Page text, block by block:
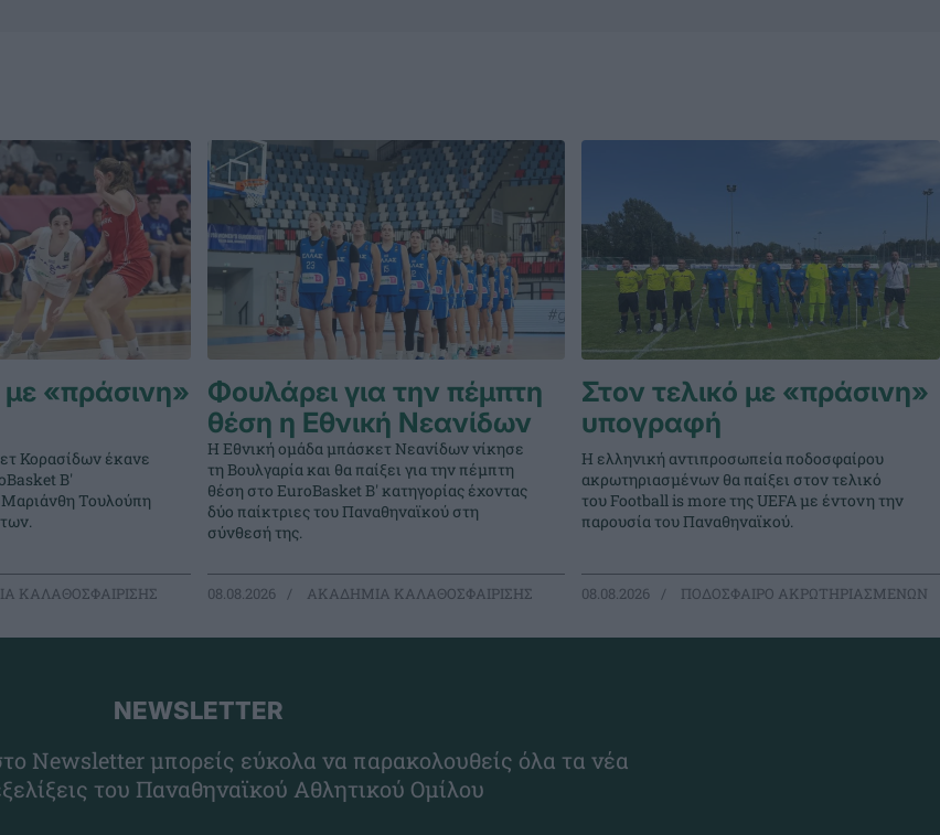
«πράσινη»
Κορασίδων έκανε
Β'
Μαριάνθη Τουλούπη
ΚΑΛΑΘΟΣΦΑΙΡΙΣΗΣ
Φουλάρει για την πέμπτη
θέση η Εθνική Νεανίδων
Η Εθνική ομάδα μπάσκετ Νεανίδων νίκησε
τη Βουλγαρία και θα παίξει για την πέμπτη
θέση στο EuroBasket Β' κατηγορίας έχοντας
δύο παίκτριες του Παναθηναϊκού στη
σύνθεσή της.
08.08.2026 ΑΚΑΔΗΜΙΑ ΚΑΛΑΘΟΣΦΑΙΡΙΣΗΣ
Στον τελικό με «πράσινη»
υπογραφή
Η ελληνική αντιπροσωπεία ποδοσφαίρου
ακρωτηριασμένων θα παίξει στον τελικό
του Football is more της UEFA με έντονη την
παρουσία του Παναθηναϊκού.
08.08.2026 ΠΟΔΟΣΦΑΙΡΟ ΑΚΡΩΤΗΡΙΑΣΜΕΝΩΝ
NEWSLETTER
Newsletter μπορείς εύκολα να παρακολουθείς όλα τα νέα
του Παναθηναϊκού Αθλητικού Ομίλου